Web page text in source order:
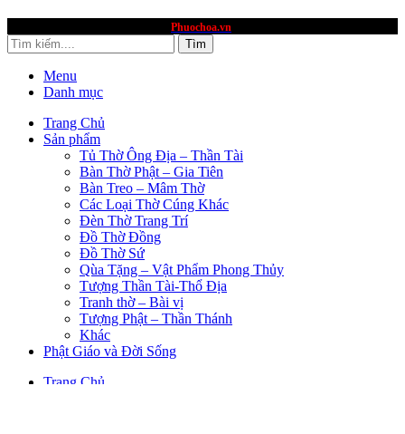
Phuochoa.vn
Tìm
Menu
Danh mục
Trang Chủ
Sản phẩm
Tủ Thờ Ông Địa – Thần Tài
Bàn Thờ Phật – Gia Tiên
Bàn Treo – Mâm Thờ
Các Loại Thờ Cúng Khác
Đèn Thờ Trang Trí
Đồ Thờ Đồng
Đồ Thờ Sứ
Qùa Tặng – Vật Phẩm Phong Thủy
Tượng Thần Tài-Thổ Địa
Tranh thờ – Bài vị
Tượng Phật – Thần Thánh
Khác
Phật Giáo và Đời Sống
Trang Chủ